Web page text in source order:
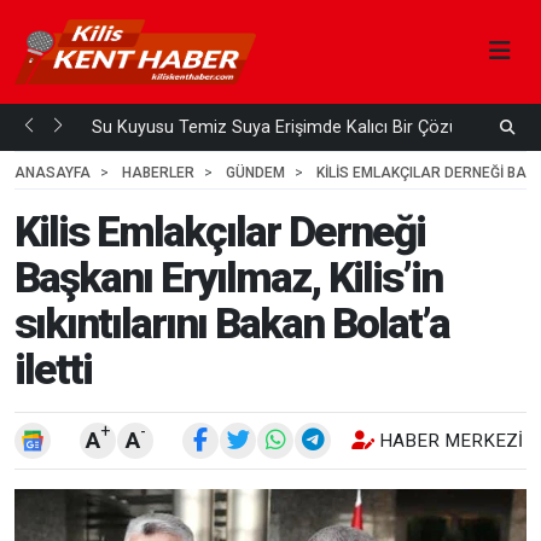
Su Kuyusu Temiz Suya Erişimde Kalıcı Bir Çözüm
3
ANASAYFA HABERLER GÜNDEM KILIS EMLAKÇILAR DERNEĞI
Kilis Emlakçılar Derneği
Başkanı Eryılmaz, Kilis’in
sıkıntılarını Bakan Bolat’a
iletti
A+ A- HABER MERKEZI